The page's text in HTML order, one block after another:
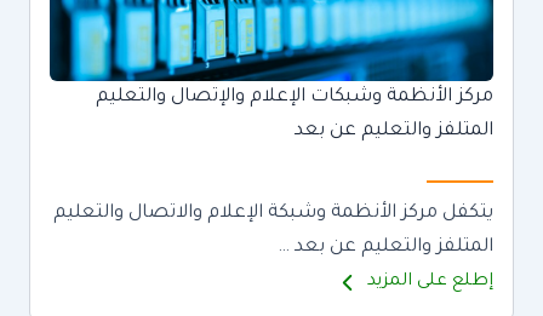
مركز الأنظمة وشبكات الإعلام والإتصال والتعليم
المتلفز والتعليم عن بعد
يتكفل مركز الأنظمة وشبكة الإعلام والاتصال والتعليم
المتلفز والتعليم عن بعد …
إطلع على المزيد